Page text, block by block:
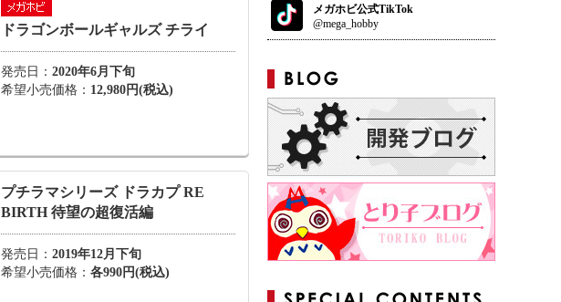
ドラゴンボールギャルズ チライ
発売日： 2020年6月下旬
希望小売価格： 12,980円(税込)
プチラマシリーズ ドラカプ RE
BIRTH 待望の超復活編
発売日： 2019年12月下旬
希望小売価格： 各990円(税込)
メガホビ公式TikTok
@mega_hobby